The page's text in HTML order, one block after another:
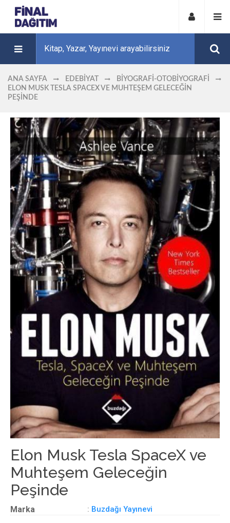
ANA SAYFA EDEBIYAT
BIYOGRAFI-OTOBIYOGRAFI
ELON MUSK TESLA SPACEX VE MUHTEŞEM GELECEĞIN
PEŞINDE
Elon Musk Tesla SpaceX ve
Muhteşem Geleceğin
Peşinde
Marka : Buzdağı Yayınevi